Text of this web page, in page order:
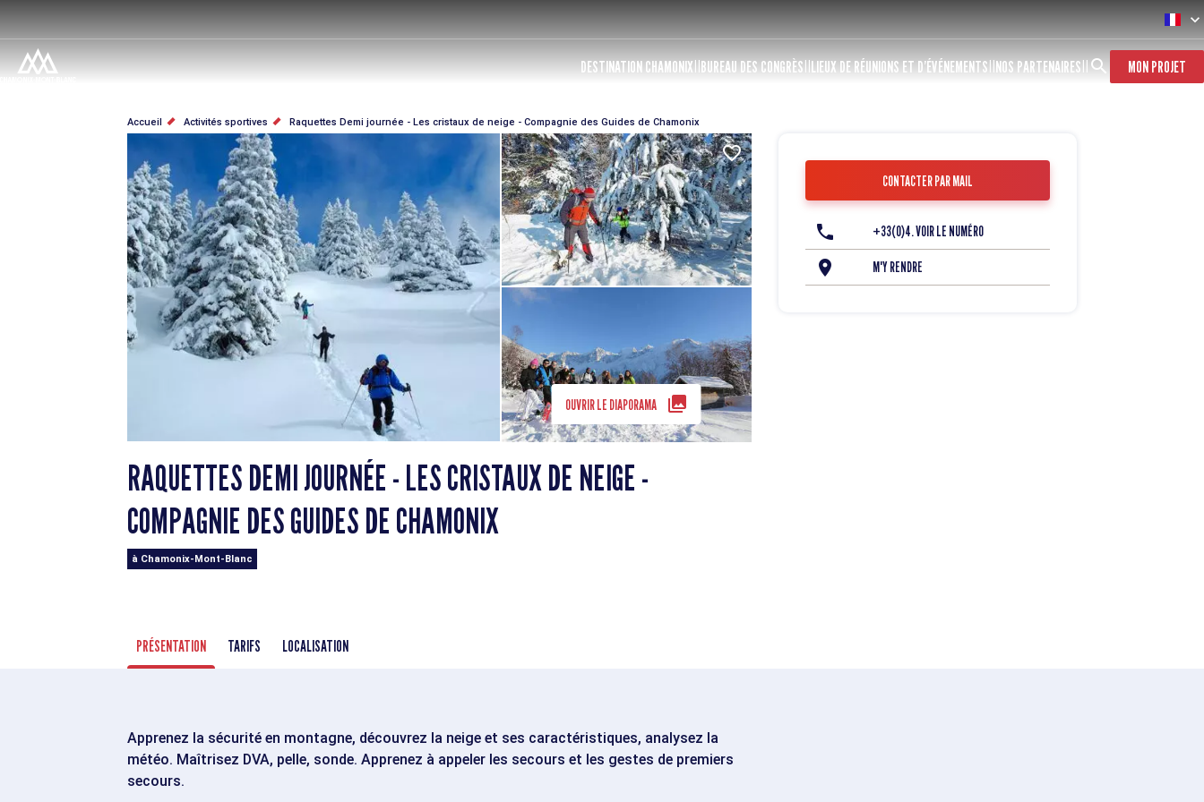
contenu
principal
DESTINATION CHAMONIX BUREAU DES CONGRÈS LIEUX DE RÉUNIONS ET D’ÉVÉNEMENTS NOS PARTENAIRES MON PROJET
FIL
D'ARIANE
Accueil Activités sportives Raquettes Demi journée - Les cristaux de neige - Compagnie des Guides de Chamonix
OUVRIR LE DIAPORAMA
RAQUETTES DEMI JOURNÉE - LES CRISTAUX DE NEIGE -
COMPAGNIE DES GUIDES DE CHAMONIX
à Chamonix-Mont-Blanc
PRÉSENTATION TARIFS LOCALISATION
Apprenez la sécurité en montagne, découvrez la neige et ses caractéristiques, analysez la
météo. Maîtrisez DVA, pelle, sonde. Apprenez à appeler les secours et les gestes de premiers
secours.
CONTACTER PAR MAIL
+33(0)4. VOIR LE NUMÉRO
M'Y RENDRE